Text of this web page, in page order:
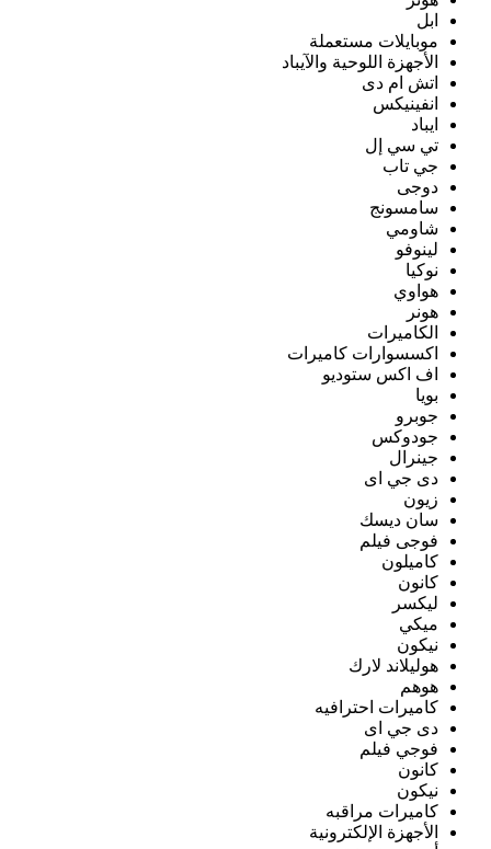
ابل
موبايلات مستعملة
الأجهزة اللوحية والآيباد
اتش ام دى
انفينيكس
ايباد
تي سي إل
جي تاب
دوجى
سامسونج
شاومي
لينوفو
نوكيا
هواوي
هونر
الكاميرات
اكسسوارات كاميرات
اف اكس ستوديو
بويا
جوبرو
جودوكس
جينرال
دى جي اى
زيون
سان ديسك
فوجى فيلم
كاميلون
كانون
ليكسر
ميكي
نيكون
هوليلاند لارك
هوهم
كاميرات احترافيه
دى جي اى
فوجي فيلم
كانون
نيكون
كاميرات مراقبه
الأجهزة الإلكترونية